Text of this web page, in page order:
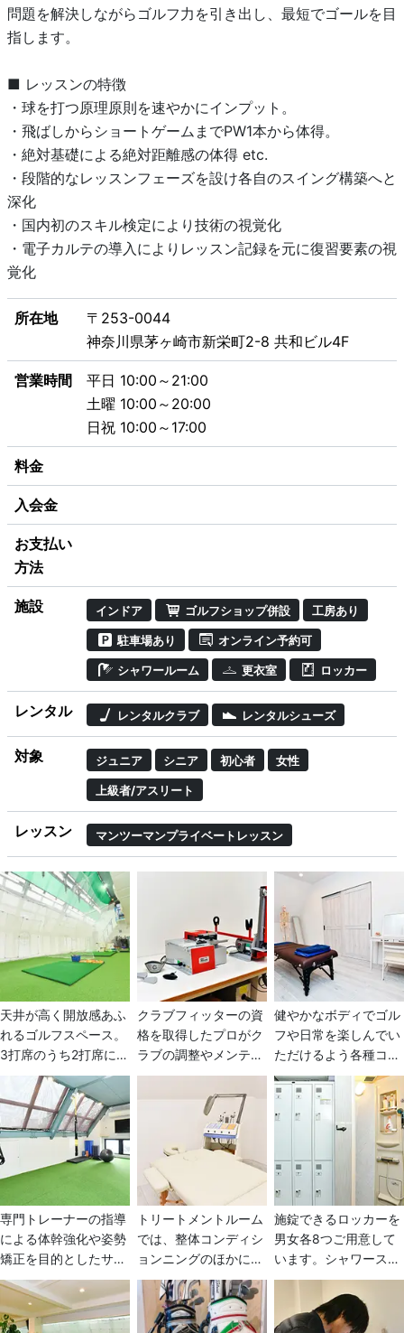
問題を解決しながらゴルフ力を引き出し、最短でゴールを目
指します。
■ レッスンの特徴
・球を打つ原理原則を速やかにインプット。
・飛ばしからショートゲームまでPW1本から体得。
・絶対基礎による絶対距離感の体得 etc.
・段階的なレッスンフェーズを設け各自のスイング構築へと
深化
・国内初のスキル検定により技術の視覚化
・電子カルテの導入によりレッスン記録を元に復習要素の視
覚化
所在地
〒253-0044
神奈川県茅ヶ崎市新栄町2-8 共和ビル4F
営業時間
平日 10:00～21:00
土曜 10:00～20:00
日祝 10:00～17:00
料金
入会金
お支払い
方法
施設 インドア ゴルフショップ併設 工房あり
駐車場あり オンライン予約可
シャワールーム 更衣室 ロッカー
レンタル レンタルクラブ レンタルシューズ
対象 ジュニア シニア 初心者 女性
上級者/アスリート
レッスン マンツーマンプライベートレッスン
天井が高く開放感あふ
れるゴルフスペース。
3打席のうち2打席に連
続配球機スイングノー
ムを設置しています。
弾道解析機スカイトラ
ックを2機導入。レフ
ティ用打席もご用意。
パタースペース、傾斜
など設備も充実してい
ます。
クラブフィッターの資
格を取得したプロがク
ラブの調整やメンテナ
ンスを行う工房を併設
しています。グリップ
交換からシャフト交換
まで！グリップ交換作
業は1本5分程度で完了
します。会員さんだけ
でなく一般の方もご利
用いただけます。
健やかなボディでゴル
フや日常を楽しんでい
ただけるよう各種コン
ディショニングメニュ
ーを導入しています。
体に安全な次亜塩素酸
水で殺菌されたプライ
ベート空間でフィジカ
ルとメンタルの両面か
ら整え安心してゴルフ
を楽しめる体づくりを
サポートします。
専門トレーナーの指導
による体幹強化や姿勢
矯正を目的としたサス
ペンショントレーニン
グ TRX(R)とヨガ、ピ
ラティスを融合させた
トリートメントルーム
では、整体コンディシ
ョンニングのほかにス
ポーツアロママッサー
ジを日本で初めて導入
したインドアゴルフス
施錠できるロッカーを
男女各8つご用意して
います。シャワースペ
ースにはシャンプーや
コンディショナー、ボ
ディソープなども完